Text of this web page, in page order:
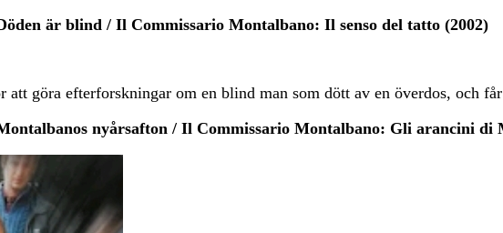
är blind / Il Commissario Montalbano: Il senso del tatto (2002)
att göra efterforskningar om en blind man som dött av en överdos, och
nyårsafton / Il Commissario Montalbano: Gli arancini di